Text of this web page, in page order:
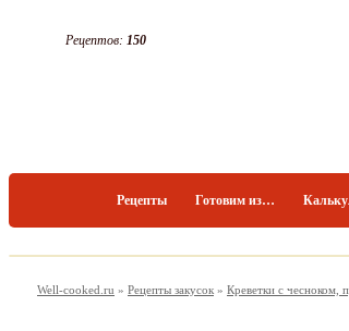
Рецептов: 150
Рецепты Готовим из…
Well-cooked.ru » Рецепты закусок » Креветки с чесноком,